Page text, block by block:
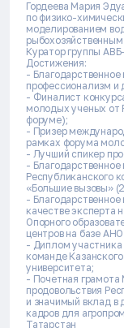
Гордеева Мария
по физико-
моделированием
Куратор группы
Достижения:
-
профессионализм и
- Финалист
молодых ученых от
форуме);
- Призер
рамках форума
- Лучший спикер
-
Республиканского
«Большие вызовы»
-
качестве эксперта
Опорного
центров на базе
- Диплом участника
команде
университета;
- Почетная грамота
продовольствия
и значимый вклад в
кадров для
Татарстан